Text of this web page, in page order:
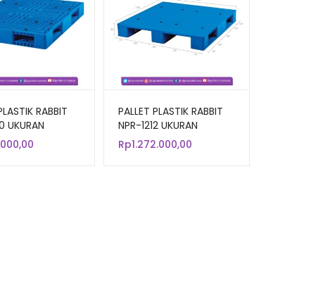
RABBIT
UKURAN
CM
PALLET PLASTIK RABBIT
NPR-1212 UKURAN
120x120x16 CM
Rp1.272.000,00